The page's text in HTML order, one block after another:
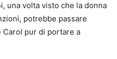
una volta visto che la donna
potrebbe passare
Carol pur di portare a